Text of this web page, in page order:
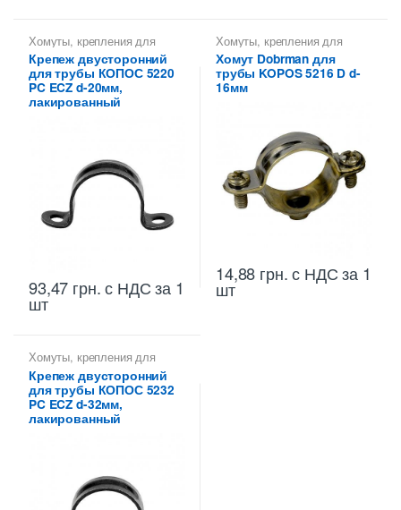
Хомуты, крепления для
металлических труб КОПОС
Крепеж двусторонний
для трубы КОПОС 5220
PC ECZ d-20мм,
лакированный
93,47 грн.с НДС за 1
шт
Хомуты, крепления для
металлических труб КОПОС
Хомут Dobrman для
трубы KOPOS 5216 D d-
16мм
14,88 грн.с НДС за 1
шт
Хомуты, крепления для
металлических труб КОПОС
Крепеж двусторонний
для трубы КОПОС 5232
PC ECZ d-32мм,
лакированный